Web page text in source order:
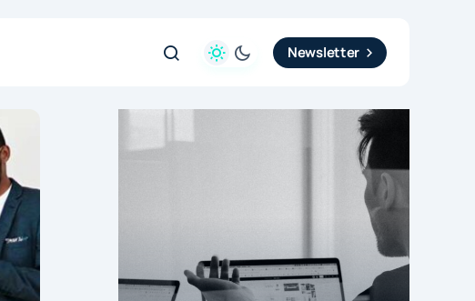
Newsletter